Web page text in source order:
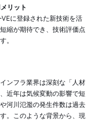
リット
に登録された新技術を活
縮が期待でき、技術評価点
。
ンフラ業界は深刻な「人材
近年は気候変動の影響で短
河川氾濫の発生件数は過去
。このような背景から、現